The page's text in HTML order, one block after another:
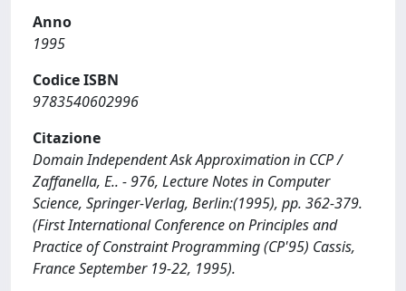
Anno
1995
Codice ISBN
9783540602996
Citazione
Domain Independent Ask Approximation in CCP /
Zaffanella, E.. - 976, Lecture Notes in Computer
Science, Springer-Verlag, Berlin:(1995), pp. 362-379.
(First International Conference on Principles and
Practice of Constraint Programming (CP'95) Cassis,
France September 19-22, 1995).